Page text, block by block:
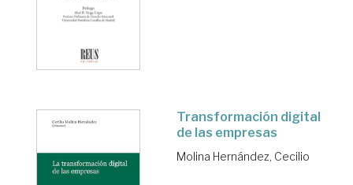
Transformación digital
de las empresas
Molina Hernández, Cecilio